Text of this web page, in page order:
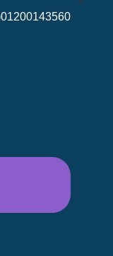
01200143560(20+)